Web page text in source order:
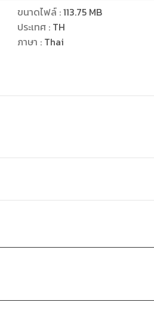
ขนาดไฟล์:113.75 MB
ประเทศ : TH
ภาษา : Thai